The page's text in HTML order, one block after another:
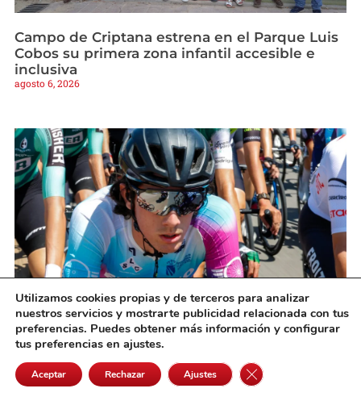
Campo de Criptana estrena en el Parque Luis
Cobos su primera zona infantil accesible e
inclusiva
agosto 6, 2026
Rubén y Mario García Galán afrontan la Vuelta
a Castilla-La Mancha Leader en forma
agosto 6, 2026
Utilizamos cookies propias y de terceros para analizar
nuestros servicios y mostrarte publicidad relacionada con tus
preferencias. Puedes obtener más información y configurar
tus preferencias en ajustes.
Aceptar Rechazar Ajustes Cerrar el banner de